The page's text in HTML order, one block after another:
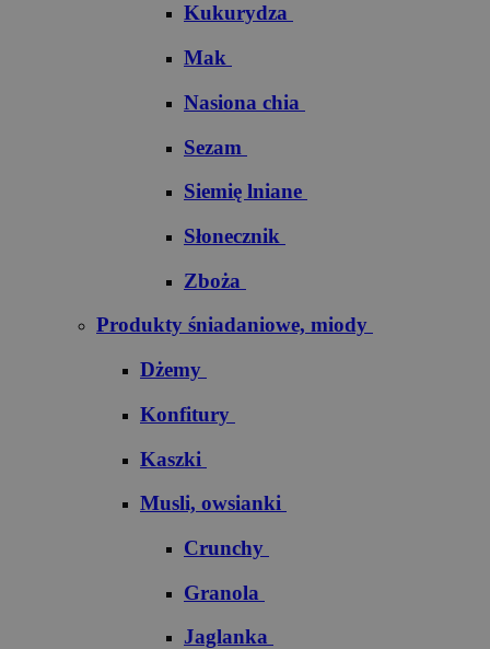
Kukurydza
Mak
Nasiona chia
Sezam
Siemię lniane
Słonecznik
Zboża
Produkty śniadaniowe, miody
Dżemy
Konfitury
Kaszki
Musli, owsianki
Crunchy
Granola
Jaglanka